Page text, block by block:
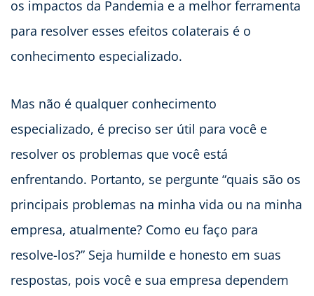
os impactos da Pandemia e a melhor ferramenta
para resolver esses efeitos colaterais é o
conhecimento especializado.
Mas não é qualquer conhecimento
especializado, é preciso ser útil para você e
resolver os problemas que você está
enfrentando. Portanto, se pergunte “quais são os
principais problemas na minha vida ou na minha
empresa, atualmente? Como eu faço para
resolve-los?” Seja humilde e honesto em suas
respostas, pois você e sua empresa dependem